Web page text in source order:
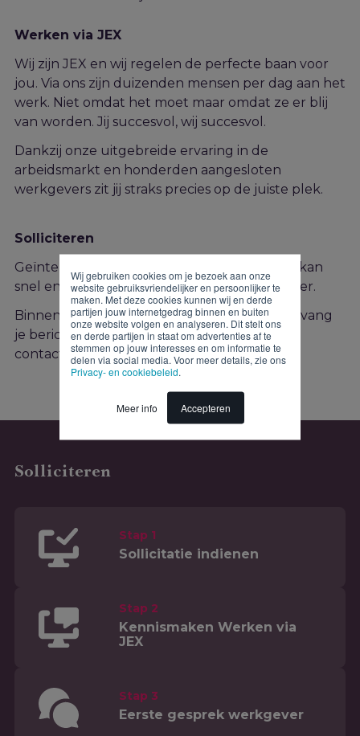
Wij gebruiken cookies om je bezoek aan onze
website gebruiksvriendelijker en persoonlijker te
maken. Met deze cookies kunnen wij en derde
partijen jouw internetgedrag binnen en buiten
onze website volgen en analyseren. Dit stelt ons
en derde partijen in staat om advertenties af te
stemmen op jouw interesses en om informatie te
delen via social media. Voor meer details, zie ons
Privacy- en cookiebeleid.
Meer info Accepteren
Werken via JEX
Wij zijn JEX en wij regelen de perfecte baan voor
jou. Via ons zijn duizenden mensen per dag aan het
werk. Niet omdat het moet maar omdat ze er blij
van worden. Jij succesvol, wij succesvol.
Dankzij onze uitgebreide ervaring in de
arbeidsmarkt en honderden aangesloten
werkgevers zit jij straks precies op de juiste plek.
Solliciteren
Geïnteresseerd in deze functie? Solliciteren kan
snel en gemakkelijk via onderstaand formulier.
Binnen twee werkdagen na je sollicitatie ontvang
je bericht van ons. Heb je vragen? Neem dan
contact op met de recruiter!
Solliciteren
Stap 1
Sollicitatie indienen
Stap 2
Kennismaken Werken via
JEX
Stap 3
Eerste gesprek werkgever